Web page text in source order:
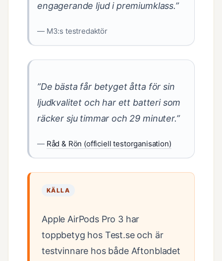
engagerande ljud i premiumklass.”
— M3:s testredaktör
”De bästa får betyget åtta för sin
ljudkvalitet och har ett batteri som
räcker sju timmar och 29 minuter.”
— Råd & Rön (officiell testorganisation)
KÄLLA
Apple AirPods Pro 3 har
toppbetyg hos Test.se och är
testvinnare hos både Aftonbladet